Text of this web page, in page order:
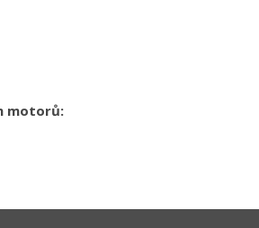
motorů: